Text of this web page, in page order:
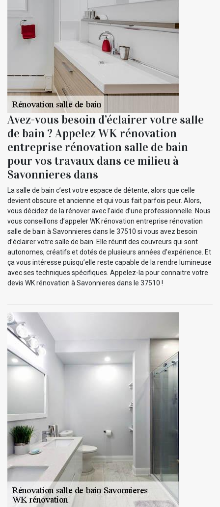
Avez-vous besoin d’éclairer votre salle
de bain ? Appelez WK rénovation
entreprise rénovation salle de bain
pour vos travaux dans ce milieu à
Savonnieres dans
La salle de bain c’est votre espace de détente, alors que celle
devient obscure et ancienne et qui vous fait parfois peur. Alors,
vous décidez de la rénover avec l’aide d’une professionnelle. Nous
vous conseillons d’appeler WK rénovation entreprise rénovation
salle de bain à Savonnieres dans le 37510 si vous avez besoin
d’éclairer votre salle de bain. Elle réunit des couvreurs qui sont
autonomes, créatifs et dotés de plusieurs années d’expérience. Et
ça vous intéresse puisqu’elle reste capable de la rendre lumineuse
avec ses techniques spécifiques. Appelez-la pour connaitre votre
devis WK rénovation à Savonnieres dans le 37510 !